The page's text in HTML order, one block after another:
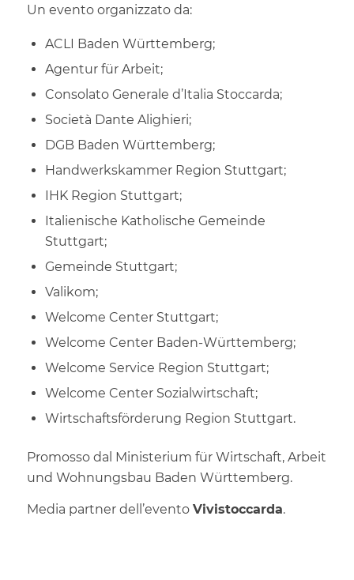
Un evento organizzato da:
ACLI Baden Württemberg;
Agentur für Arbeit;
Consolato Generale d’Italia Stoccarda;
Società Dante Alighieri;
DGB Baden Württemberg;
Handwerkskammer Region Stuttgart;
IHK Region Stuttgart;
Italienische Katholische Gemeinde
Stuttgart;
Gemeinde Stuttgart;
Valikom;
Welcome Center Stuttgart;
Welcome Center Baden-Württemberg;
Welcome Service Region Stuttgart;
Welcome Center Sozialwirtschaft;
Wirtschaftsförderung Region Stuttgart.
Promosso dal Ministerium für Wirtschaft, Arbeit
und Wohnungsbau Baden Württemberg.
Media partner dell’evento Vivistoccarda.